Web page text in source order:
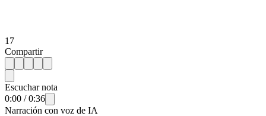
17
Compartir
Escuchar nota
0:00 /0:36
Narración con voz de IA